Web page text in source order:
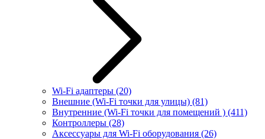
Wi-Fi адаптеры (20)
Внешние (Wi-Fi точки для улицы) (81)
Внутренние (Wi-Fi точки для помещений ) (411)
Контроллеры (28)
Аксессуары для Wi-Fi оборудования (26)